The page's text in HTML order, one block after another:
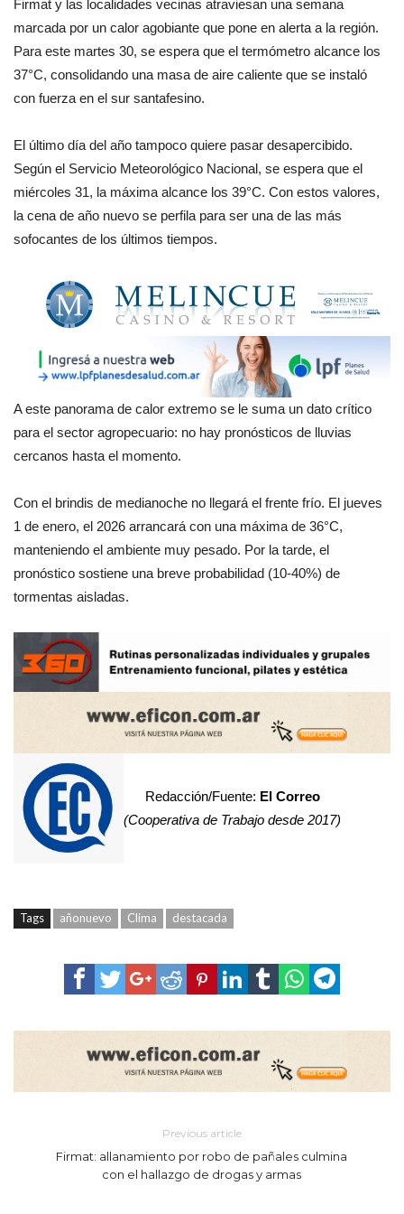
Firmat y las localidades vecinas atraviesan una semana
marcada por un calor agobiante que pone en alerta a la región.
Para este martes 30, se espera que el termómetro alcance los
37°C, consolidando una masa de aire caliente que se instaló
con fuerza en el sur santafesino.
El último día del año tampoco quiere pasar desapercibido.
Según el Servicio Meteorológico Nacional, se espera que el
miércoles 31, la máxima alcance los 39°C. Con estos valores,
la cena de año nuevo se perfila para ser una de las más
sofocantes de los últimos tiempos.
A este panorama de calor extremo se le suma un dato crítico
para el sector agropecuario: no hay pronósticos de lluvias
cercanos hasta el momento.
Con el brindis de medianoche no llegará el frente frío. El jueves
1 de enero, el 2026 arrancará con una máxima de 36°C,
manteniendo el ambiente muy pesado. Por la tarde, el
pronóstico sostiene una breve probabilidad (10-40%) de
tormentas aisladas.
Redacción/Fuente: El Correo
(Cooperativa de Trabajo desde 2017)
Tags añonuevo Clima destacada
Previous article
Firmat: allanamiento por robo de pañales culmina
con el hallazgo de drogas y armas